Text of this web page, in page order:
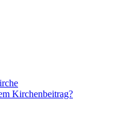
Kirchenbeitrag?